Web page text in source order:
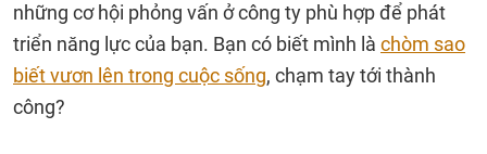
những cơ hội phỏng vấn ở công ty phù hợp để phát
triển năng lực của bạn. Bạn có biết mình là chòm sao
biết vươn lên trong cuộc sống, chạm tay tới thành
công?